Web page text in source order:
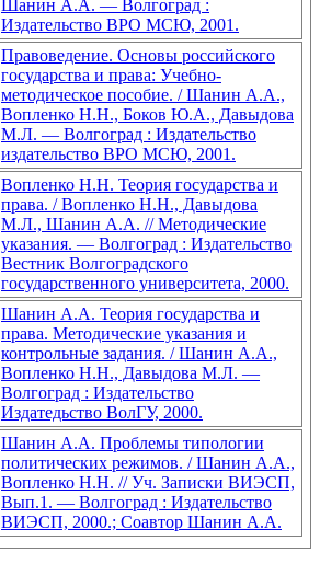
Шанин А.А. — Волгоград :
Издательство ВРО МСЮ, 2001.
Правоведение. Основы российского
государства и права: Учебно-
методическое пособие. / Шанин А.А.,
Вопленко Н.Н., Боков Ю.А., Давыдова
М.Л. — Волгоград : Издательство
издательство ВРО МСЮ, 2001.
Вопленко Н.Н. Теория государства и
права. / Вопленко Н.Н., Давыдова
М.Л., Шанин А.А. // Методические
указания. — Волгоград : Издательство
Вестник Волгоградского
государственного университета, 2000.
Шанин А.А. Теория государства и
права. Методические указания и
контрольные задания. / Шанин А.А.,
Вопленко Н.Н., Давыдова М.Л. —
Волгоград : Издательство
Издатедьство ВолГУ, 2000.
Шанин А.А. Проблемы типологии
политических режимов. / Шанин А.А.,
Вопленко Н.Н. // Уч. Записки ВИЭСП,
Вып.1. — Волгоград : Издательство
ВИЭСП, 2000.; Соавтор Шанин А.А.